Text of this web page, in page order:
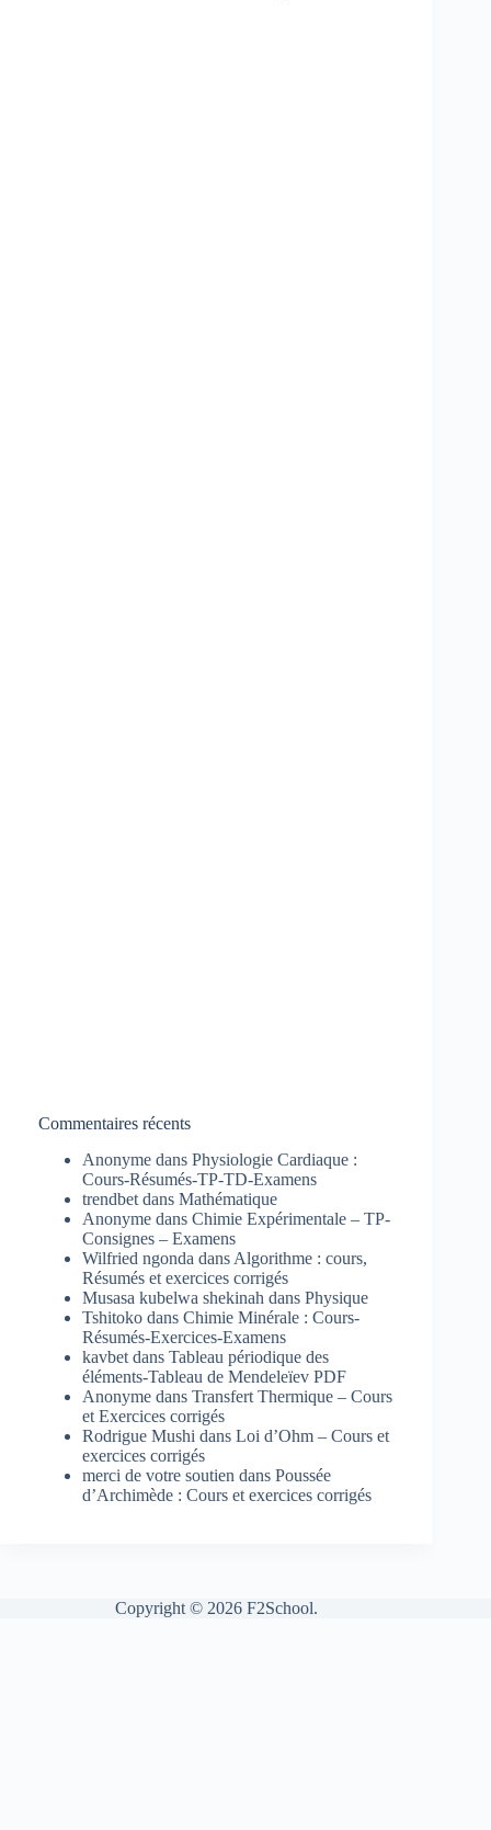
Commentaires récents
Anonyme dans Physiologie Cardiaque :
Cours-Résumés-TP-TD-Examens
trendbet dans Mathématique
Anonyme dans Chimie Expérimentale – TP-
Consignes – Examens
Wilfried ngonda dans Algorithme : cours,
Résumés et exercices corrigés
Musasa kubelwa shekinah dans Physique
Tshitoko dans Chimie Minérale : Cours-
Résumés-Exercices-Examens
kavbet dans Tableau périodique des
éléments-Tableau de Mendeleïev PDF
Anonyme dans Transfert Thermique – Cours
et Exercices corrigés
Rodrigue Mushi dans Loi d’Ohm – Cours et
exercices corrigés
merci de votre soutien dans Poussée
d’Archimède : Cours et exercices corrigés
Copyright © 2026 F2School.